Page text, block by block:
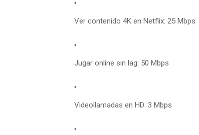
Ver contenido 4K en Netflix: 25 Mbps
Jugar online sin lag: 50 Mbps
Videollamadas en HD: 3 Mbps